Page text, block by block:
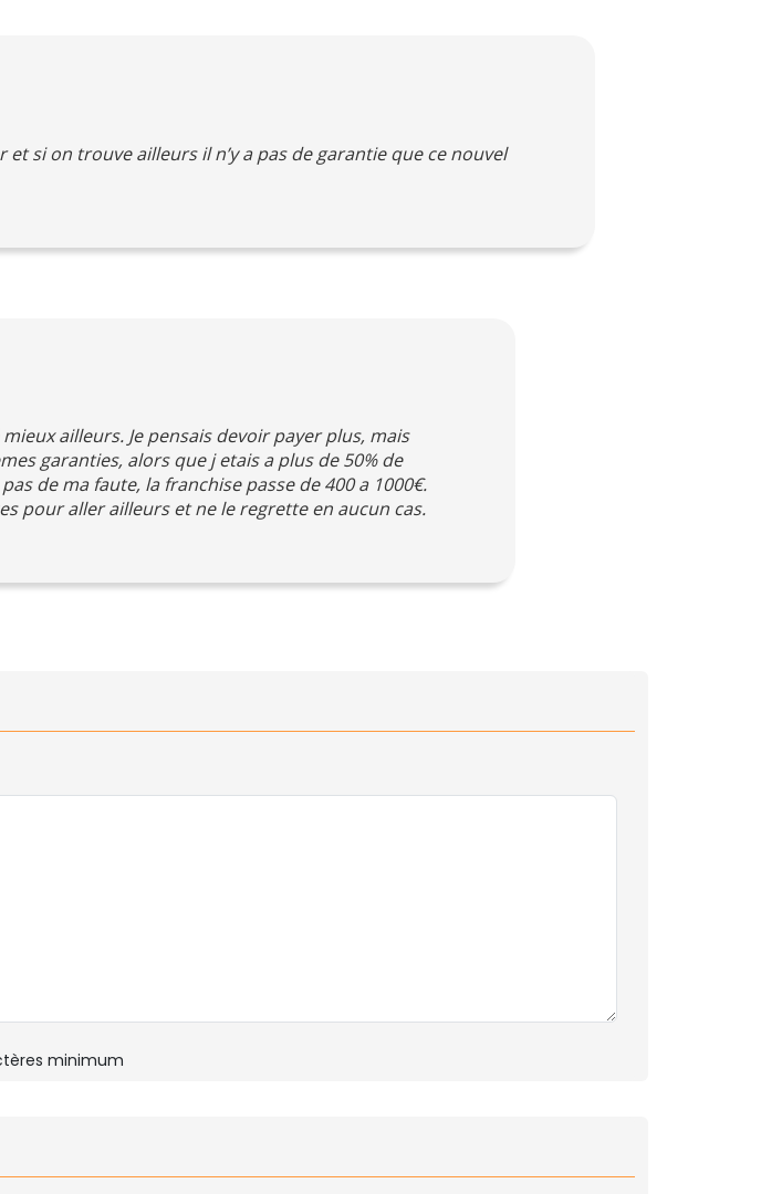
si on trouve ailleurs il n’y a pas de garantie que ce nouvel
ailleurs. Je pensais devoir payer plus, mais
garanties, alors que j etais a plus de 50% de
de ma faute, la franchise passe de 400 a 1000€.
pour aller ailleurs et ne le regrette en aucun cas.
minimum